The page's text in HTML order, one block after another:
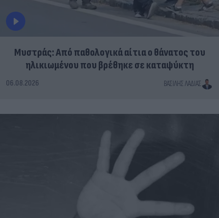
Μυστράς: Από παθολογικά αίτια ο θάνατος του
ηλικιωμένου που βρέθηκε σε καταψύκτη
06.08.2026 ΒΑΣΊΛΗΣ ΛΑΔΙΆΣ